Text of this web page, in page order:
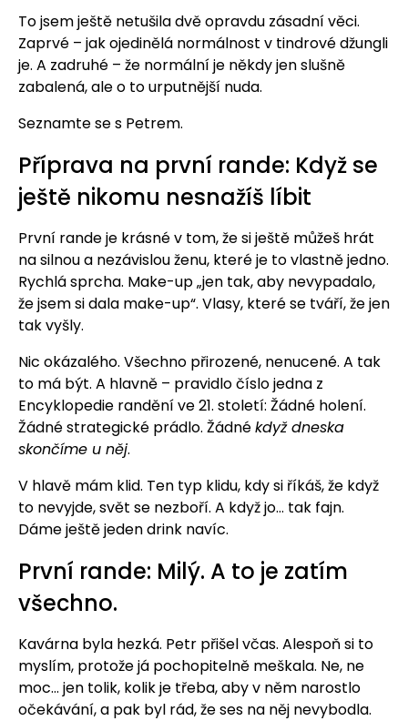
To jsem ještě netušila dvě opravdu zásadní věci.
Zaprvé – jak ojedinělá normálnost v tindrové džungli
je. A zadruhé – že normální je někdy jen slušně
zabalená, ale o to urputnější nuda.
Seznamte se s Petrem.
Příprava na první rande: Když se
ještě nikomu nesnažíš líbit
První rande je krásné v tom, že si ještě můžeš hrát
na silnou a nezávislou ženu, které je to vlastně jedno.
Rychlá sprcha. Make-up „jen tak, aby nevypadalo,
že jsem si dala make-up“. Vlasy, které se tváří, že jen
tak vyšly.
Nic okázalého. Všechno přirozené, nenucené. A tak
to má být. A hlavně – pravidlo číslo jedna z
Encyklopedie randění ve 21. století: Žádné holení.
Žádné strategické prádlo. Žádnékdyž dneska
skončíme u něj.
V hlavě mám klid. Ten typ klidu, kdy si říkáš, že když
to nevyjde, svět se nezboří. A když jo… tak fajn.
Dáme ještě jeden drink navíc.
První rande: Milý. A to je zatím
všechno.
Kavárna byla hezká. Petr přišel včas. Alespoň si to
myslím, protože já pochopitelně meškala. Ne, ne
moc… jen tolik, kolik je třeba, aby v něm narostlo
očekávání, a pak byl rád, že ses na něj nevybodla.